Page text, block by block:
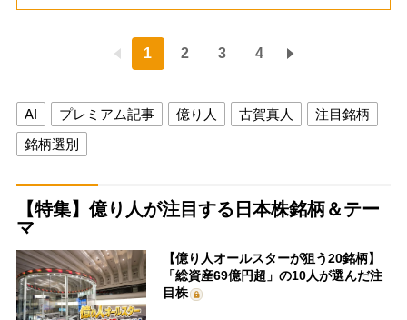
1 2 3 4
AI プレミアム記事 億り人 古賀真人
注目銘柄
銘柄選別
【特集】億り人が注目する日本株銘柄＆テー
マ
【億り人オールスターが狙う20銘柄】
「総資産69億円超」の10人が選んだ注
目株